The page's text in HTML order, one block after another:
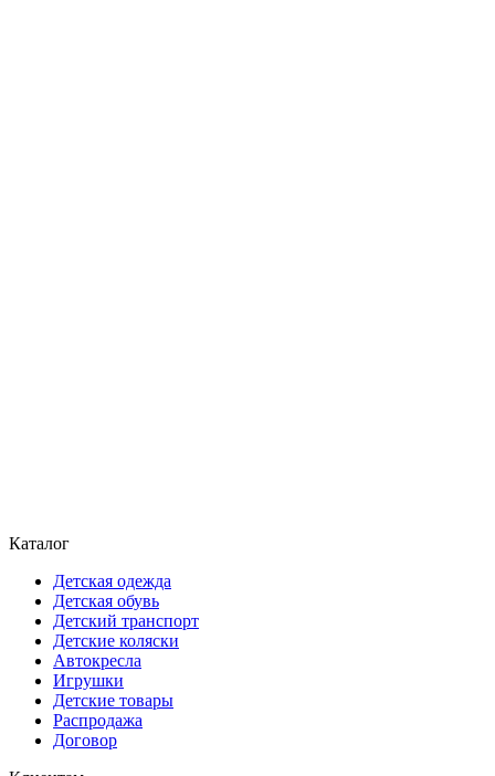
Каталог
Детская одежда
Детская обувь
Детский транспорт
Детские коляски
Автокресла
Игрушки
Детские товары
Распродажа
Договор